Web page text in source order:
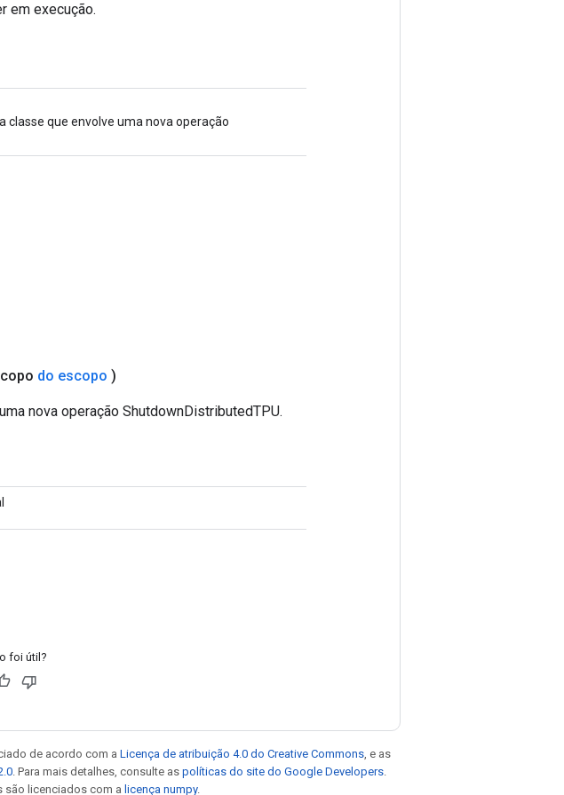
em execução.
classe que envolve uma nova operação
do escopo )
nova operação ShutdownDistributedTPU.
foi útil?
de acordo com a Licença de atribuição 4.0 do Creative Commons , e as
. Para mais detalhes, consulte as políticas do site do Google Developers
são licenciados com a licença numpy.